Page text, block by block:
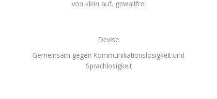
von klein auf, gewaltfrei
Devise
Gemeinsam gegen Kommunikationslosigkeit und
Sprachlosigkeit